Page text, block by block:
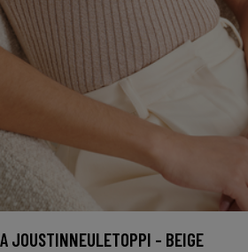
JOUSTINNEULETOPPI - BEIGE